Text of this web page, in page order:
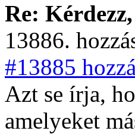
Re:
13886.
#13885
Azt se írja,
amelyeket